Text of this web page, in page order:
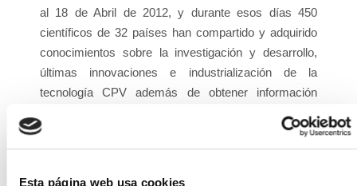
Esta página web usa cookies
al 18 de Abril de 2012, y durante esos días 450
científicos de 32 países han compartido y adquirido
conocimientos sobre la investigación y desarrollo,
últimas innovaciones e industrialización de la
tecnología CPV además de obtener información
conferencia es ser el foro de referencia para la
discusión técnica y profunda sobre los Sistemas